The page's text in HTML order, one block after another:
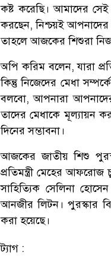
কষ্ট করেছি। আমাদের
করছেন, নিশ্চয়ই আপনাদের
তাহলে আজকের শিশুরা
অপি করিম বলেন, যারা
কিন্তু নিজেদের মেধা
বলবো, আপনারা
তাদের মেধাকে মূল্যায়ন
দিনের সম্ভাবনা।
আজকের জাতীয় শিশু
প্রতিমন্ত্রী মেহের
সাহিত্যিক সেলিনা
আনজীর লিটন। পুরস্কার
করা হয়েছে।
ট্যাগ :